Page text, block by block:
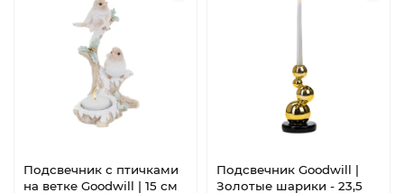
Подсвечник с птичками
на ветке Goodwill | 15 см
Подсвечник Goodwill |
Золотые шарики - 23,5